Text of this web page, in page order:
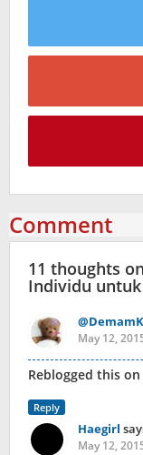
Comment
11 thoughts
Individu
May 12,
Reblogged this on
Reply
Haegirl
May 12,